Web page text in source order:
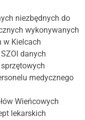
niezbędnych do
wykonywanych
w Kielcach
danych
medycznego
Wieńcowych
lekarskich